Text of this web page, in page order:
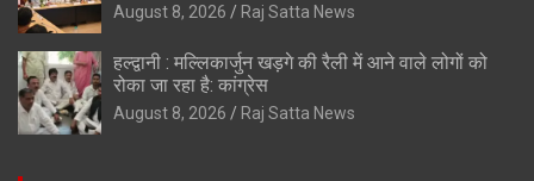
August 8, 2026 Raj Satta News
हल्द्वानी : मल्लिकार्जुन खड़गे की रैली में आने वाले लोगों को
रोका जा रहा है: कांग्रेस
August 8, 2026 Raj Satta News